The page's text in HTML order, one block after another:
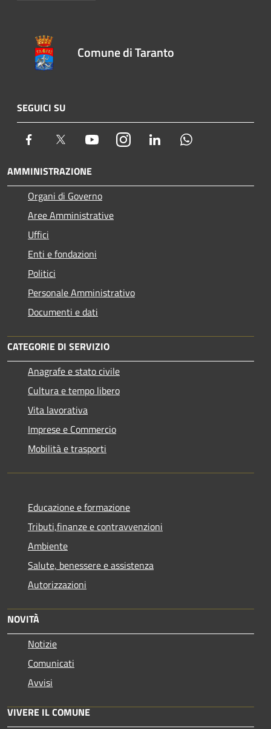
Comune di Taranto
SEGUICI SU
Facebook Twitter YoutubeInstagram LinkedIn
AMMINISTRAZIONE
Organi di Governo
Aree Amministrative
Uffici
Enti e fondazioni
Politici
Personale Amministrativo
Documenti e dati
CATEGORIE DI SERVIZIO
Anagrafe e stato civile
Cultura e tempo libero
Vita lavorativa
Imprese e Commercio
Mobilità e trasporti
Educazione e formazione
Tributi,finanze e contravvenzioni
Ambiente
Salute, benessere e assistenza
Autorizzazioni
NOVITÀ
Notizie
Comunicati
Avvisi
VIVERE IL COMUNE